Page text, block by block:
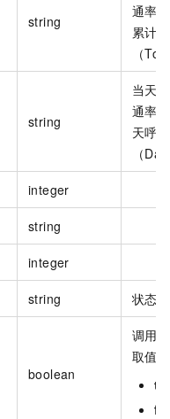
string
通率=
累计
（
string
当天
通率=
天呼
（
integer
string
integer
string 状态
boolean
调用
取值：